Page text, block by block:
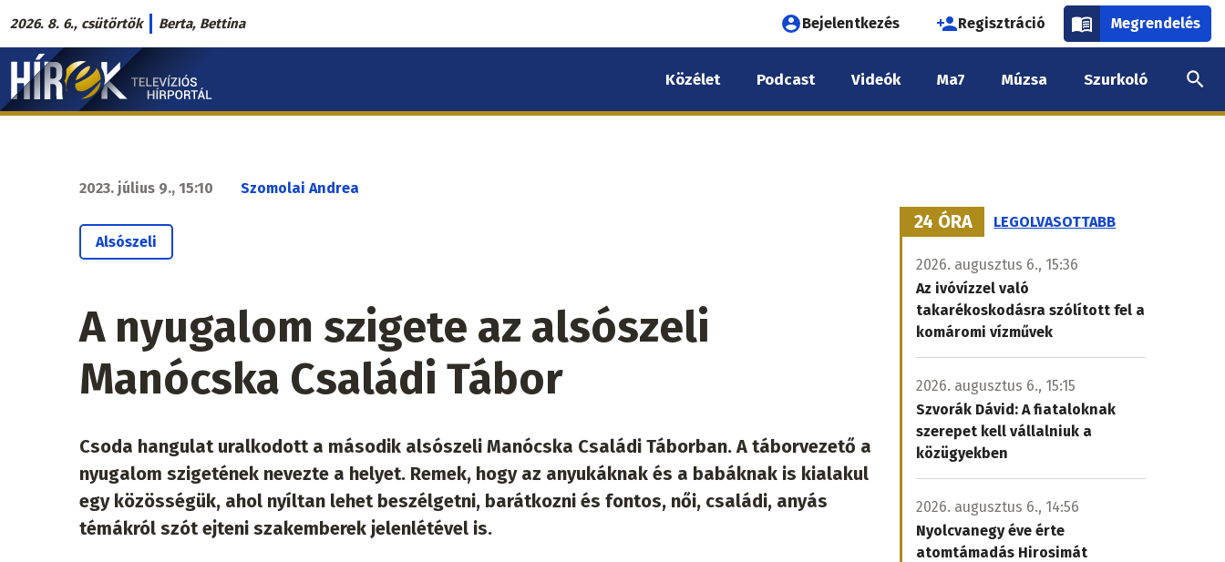
Ugrás
a
tartalomra
2026. 8. 6., csütörtök Berta, Bettina
Felhasználói
fiók
menüje
Bejelentkezés Regisztráció Megrendelés
Hírek.sk
fő
Közélet Podcast Videók Ma7 Múzsa Szurkoló
2023. július 9., 15:10 Szomolai Andrea
Alsószeli
A nyugalom szigete az alsószeli
Manócska Családi Tábor
Csoda hangulat uralkodott a második alsószeli Manócska Családi Táborban. A táborvezető a
nyugalom szigetének nevezte a helyet. Remek, hogy az anyukáknak és a babáknak is kialakul
egy közösségük, ahol nyíltan lehet beszélgetni, barátkozni és fontos, női, családi, anyás
témákról szót ejteni szakemberek jelenlétével is.
24 ÓRA LEGOLVASOTTABB
2026. augusztus 6., 15:36
Az ivóvízzel való
takarékoskodásra szólított fel a
komáromi vízművek
2026. augusztus 6., 15:15
Szvorák Dávid: A fiataloknak
szerepet kell vállalniuk a
közügyekben
2026. augusztus 6., 14:56
Nyolcvanegy éve érte
atomtámadás Hirosimát